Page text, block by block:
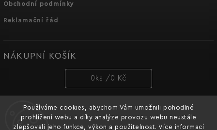
Používáme cookies, abychom Vám umožnili pohodlné
prohlížení webu a díky analýze provozu webu neustále
zlepšovali jeho funkce, výkon a použitelnost. Více informací
Obchodní podmínky
Reklamační řád
NÁKUPNÍ KOŠÍK
0 ks / 0 Kč
PŘIJÍMÁME ONLINE PLATBY